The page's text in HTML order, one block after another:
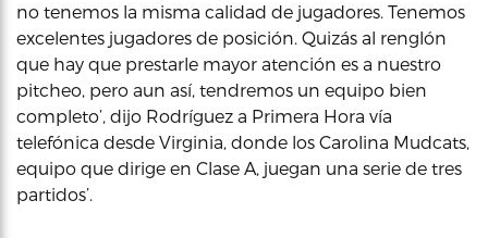
no tenemos la misma calidad de jugadores. Tenemos
excelentes jugadores de posición. Quizás al renglón
que hay que prestarle mayor atención es a nuestro
pitcheo, pero aun así, tendremos un equipo bien
completo’, dijo Rodríguez a Primera Hora vía
telefónica desde Virginia, donde los Carolina Mudcats,
equipo que dirige en Clase A, juegan una serie de tres
partidos’.